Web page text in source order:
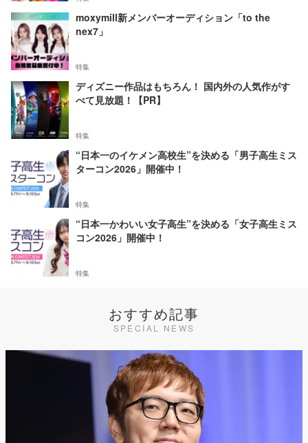
moxymill新メンバーオーディション「to the
nex7」
特集
ディズニー作品はもちろん！ 国内外の人気作がす
べて見放題！【PR】
特集
“日本一のイケメン高校生”を決める「男子高生ミス
ターコン2026」開催中！
特集
“日本一かわいい女子高生”を決める「女子高生ミス
コン2026」開催中！
特集
おすすめ記事
SPECIAL NEWS